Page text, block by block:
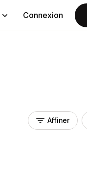
Connexion
Affiner